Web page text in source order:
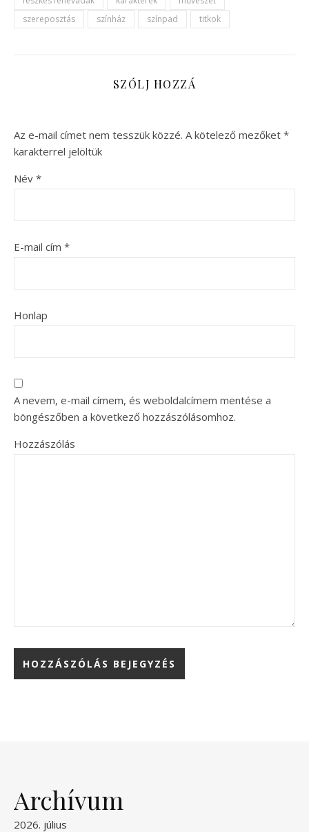
szereposztás
színház színpad titkok
SZÓLJ HOZZÁ
Az e-mail címet nem tesszük közzé. A kötelező mezőket *
karakterrel jelöltük
Név *
E-mail cím *
Honlap
A nevem, e-mail címem, és weboldalcímem mentése a
böngészőben a következő hozzászólásomhoz.
Hozzászólás
Archívum
2026. július